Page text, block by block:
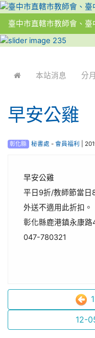
臺中市直轄市教師會、
本站消息 分
早安公雞
彰化縣 秘書處 - 會員福利 |
早安公雞
平日9折/教師節當日
外送不適用此折扣。
彰化縣鹿港鎮永康路
047-780321
12-